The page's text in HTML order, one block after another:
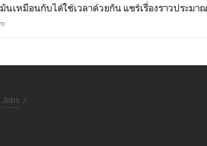
นเหมือนกับได้ใช้เวลาด้วยกัน แชร์เรื่องราวประมา
Jobs /